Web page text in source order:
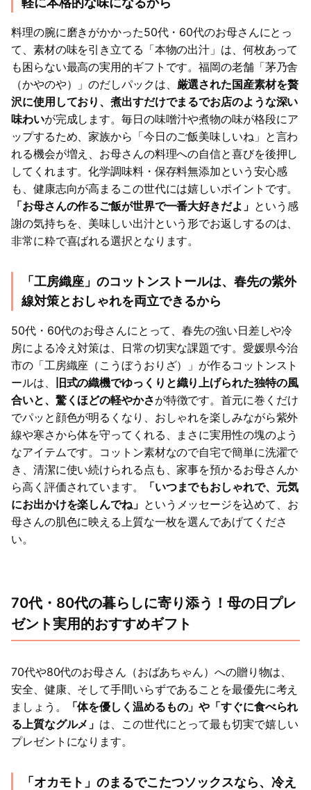
料理の腕に磨きがかかった50代・60代のお母さんにとっ
て、素材の味を引き立てる「本物の出汁」は、何枚あって
も困らない最高の実用的ギフトです。福岡の老舗「茅乃舎
（かやのや）」のだしパックは、 厳選された国産素材を贅
沢に使用しており、煮出すだけでまるでお店のような深い
味わいが完成します。毎日の味噌汁や煮物の味が格段にア
ップするため、家族から「今日のご飯美味しいね」と言わ
れる機会が増え、お母さんの料理への自信と喜びを後押し
してくれます。化学調味料・保存料無添加という安心感
も、健康志向が高まるこの世代には嬉しいポイントです。
「お母さんの作るご飯が世界で一番大好きだよ」 という感
謝の気持ちを、美味しい出汁という形でお返しするのは、
非常に粋で喜ばれる選択となります。
「工房織座」のコットンストールは、春先の紫外
線対策とおしゃれを両立できるから
50代・60代のお母さんにとって、春先の強い日差しや冷
房による冷え対策は、日常の切実な課題です。愛媛県今治
市の「工房織座（こうぼうおりざ）」が作るコットンスト
ールは、
旧式の織機でゆっくりと織り上げられた独特の風
合いと、驚くほどの軽やかさが特徴です。首元に巻くだけ
でパッと顔色が明るくなり、おしゃれを楽しみながら紫外
線や寒さから体を守ってくれる、まさに実用性の塊のよう
なアイテムです。コットン素材なので自宅で簡単に洗濯で
き、清潔に使い続けられる点も、家事を預かるお母さんか
ら高く評価されています。
「いつまでもおしゃれで、元気
にお出かけを楽しんでね」 というメッセージを込めて、お
母さんの肌色に映える上質な一枚を選んであげてくださ
い。
70代・80代の暮らしに寄り添う！母の日プレ
ゼント実用的おすすめギフト
70代や80代のお母さん（おばあちゃん）への贈り物は、
安全、健康、そして手間いらずであることを最優先に考え
ましょう。
「体を優しく温めるもの」や「すぐに食べられ
る上質なグルメ」 は、この世代にとって最も切実で嬉しい
プレゼントになります。
「オカモト」のまるでこたつソックスなら、冷え